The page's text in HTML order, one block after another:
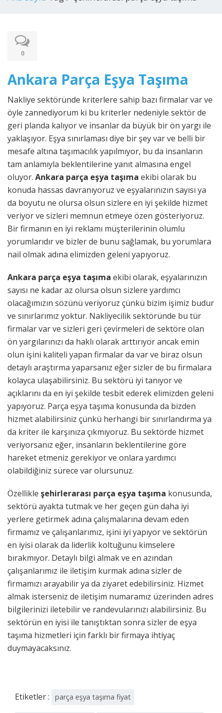
0
Ankara Parça Eşya Taşıma
Nakliye sektöründe kriterlere sahip bazı firmalar var ve
öyle zannediyorum ki bu kriterler nedeniyle sektör de
geri planda kalıyor ve insanlar da büyük bir ön yargı ile
yaklaşıyor. Eşya sınırlaması diye bir şey var ve belli bir
mesafe altına taşımacılık yapılmıyor, bu da insanların
tam anlamıyla beklentilerine yanıt almasına engel
oluyor. Ankara parça eşya taşıma ekibi olarak bu
konuda hassas davranıyoruz ve eşyalarınızın sayısı ya
da boyutu ne olursa olsun sizlere en iyi şekilde hizmet
veriyor ve sizleri memnun etmeye özen gösteriyoruz.
Bir firmanın en iyi reklamı müşterilerinin olumlu
yorumlarıdır ve bizler de bunu sağlamak, bu yorumlara
nail olmak adına elimizden geleni yapıyoruz.
Ankara parça eşya taşıma ekibi olarak, eşyalarınızın
sayısı ne kadar az olursa olsun sizlere yardımcı
olacağımızın sözünü veriyoruz çünkü bizim işimiz budur
ve sınırlarımız yoktur. Nakliyecilik sektöründe bu tür
firmalar var ve sizleri geri çevirmeleri de sektöre olan
ön yargılarınızı da haklı olarak arttırıyor ancak emin
olun işini kaliteli yapan firmalar da var ve biraz olsun
detaylı araştırma yaparsanız eğer sizler de bu firmalara
kolayca ulaşabilirsiniz. Bu sektörü iyi tanıyor ve
açıklarını da en iyi şekilde tesbit ederek elimizden geleni
yapıyoruz. Parça eşya taşıma konusunda da bizden
hizmet alabilirsiniz çünkü herhangi bir sınırlandırma ya
da kriter ile karşınıza çıkmıyoruz. Bu sektörde hizmet
veriyorsanız eğer, insanların beklentilerine göre
hareket etmeniz gerekiyor ve onlara yardımcı
olabildiğiniz sürece var olursunuz.
Özellikle şehirlerarası parça eşya taşıma konusunda,
sektörü ayakta tutmak ve her geçen gün daha iyi
yerlere getirmek adına çalışmalarına devam eden
firmamız ve çalışanlarımız, işini iyi yapıyor ve sektörün
en iyisi olarak da liderlik koltuğunu kimselere
bırakmıyor. Detaylı bilgi almak ve en azından
çalışanlarımız ile iletişim kurmak adına sizler de
firmamızı arayabilir ya da ziyaret edebilirsiniz. Hizmet
almak isterseniz de iletişim numaramız üzerinden adres
bilgilerinizi iletebilir ve randevularınızı alabilirsiniz. Bu
sektörün en iyisi ile tanıştıktan sonra sizler de eşya
taşıma hizmetleri için farklı bir firmaya ihtiyaç
duymayacaksınız.
Etiketler : parça eşya taşıma fiyat